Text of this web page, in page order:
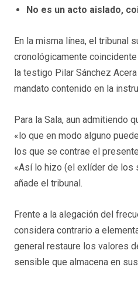
No es un acto aislado,
En la misma línea, el tribunal
cronológicamente
la testigo Pilar Sánchez
mandato contenido en la
Para la Sala, aun admitiendo
«lo que en modo alguno
los que se contrae el
«Así lo hizo (el exlíder de los
añade el tribunal.
Frente a la alegación del
considera contrario a
general restaure los valores
sensible que almacena en